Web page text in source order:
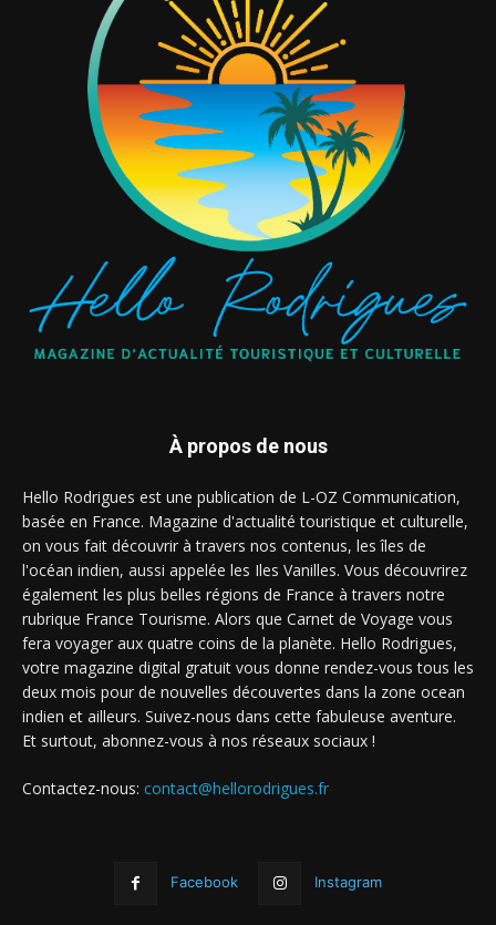
À propos de nous
Hello Rodrigues est une publication de L-OZ Communication,
basée en France. Magazine d'actualité touristique et culturelle,
on vous fait découvrir à travers nos contenus, les îles de
l'océan indien, aussi appelée les Iles Vanilles. Vous découvrirez
également les plus belles régions de France à travers notre
rubrique France Tourisme. Alors que Carnet de Voyage vous
fera voyager aux quatre coins de la planète. Hello Rodrigues,
votre magazine digital gratuit vous donne rendez-vous tous les
deux mois pour de nouvelles découvertes dans la zone ocean
indien et ailleurs. Suivez-nous dans cette fabuleuse aventure.
Et surtout, abonnez-vous à nos réseaux sociaux !
Contactez-nous: contact@hellorodrigues.fr
Facebook Instagram